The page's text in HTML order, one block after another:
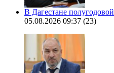
В Дагестане
05.08.2026 09:37 (23)